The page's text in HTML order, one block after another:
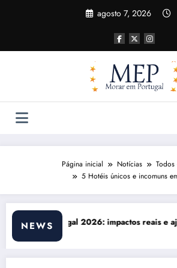
agosto 7, 2026
Página inicial Notícias
5 Hotéis únicos e incomuns
NEWS
Comunicação com Balcões Públicos em